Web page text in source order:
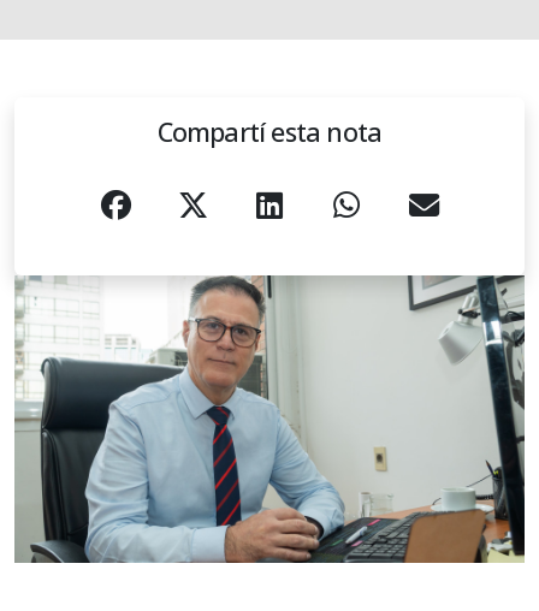
Compartí esta nota